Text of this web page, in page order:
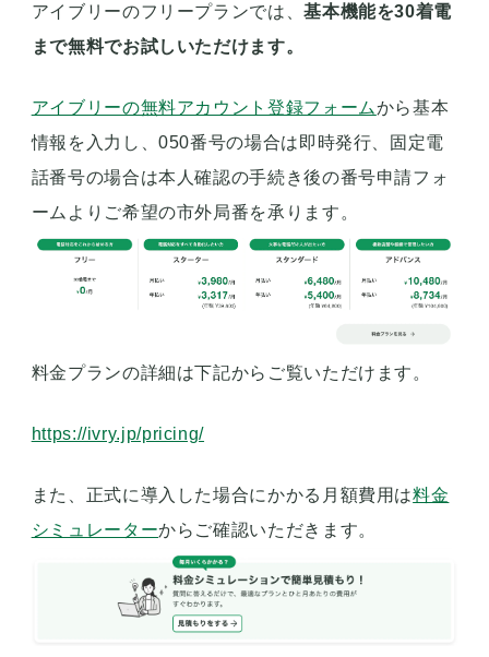
アイブリーのフリープランでは、基本機能を30着電
まで無料でお試しいただけます。
アイブリーの無料アカウント登録フォームから基本
情報を入力し、050番号の場合は即時発行、固定電
話番号の場合は本人確認の手続き後の番号申請フォ
ームよりご希望の市外局番を承ります。
料金プランの詳細は下記からご覧いただけます。
https://ivry.jp/pricing/
また、正式に導入した場合にかかる月額費用は料金
シミュレーターからご確認いただきます。